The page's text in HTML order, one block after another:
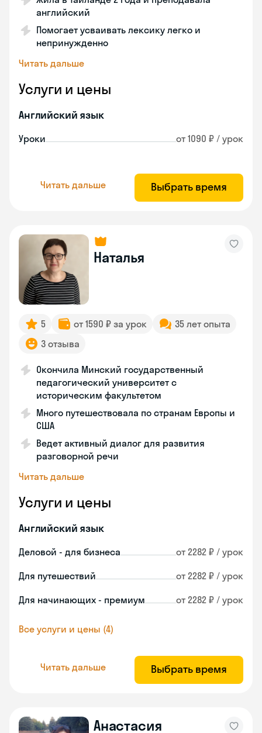
английский
Помогает усваивать лексику легко и
непринужденно
Читать дальше
Услуги и цены
Английский язык
Уроки от 1090 ₽ / урок
Читать дальше Выбрать время
Наталья
5 от 1590 ₽ за урок
35 лет опыта
3 отзыва
Окончила Минский государственный
педагогический университет с
историческим факультетом
Много путешествовала по странам Европы и
США
Ведет активный диалог для развития
разговорной речи
Читать дальше
Услуги и цены
Английский язык
Деловой - для бизнеса от 2282 ₽ / урок
Для путешествий от 2282 ₽ / урок
Для начинающих - премиум от 2282 ₽ / урок
Все услуги и цены (4)
Читать дальше Выбрать время
Анастасия